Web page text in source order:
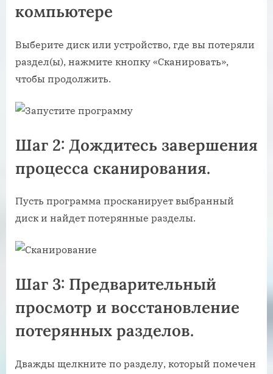
компьютере
Выберите диск или устройство, где вы потеряли
раздел(ы), нажмите кнопку «Сканировать»,
чтобы продолжить.
Шаг 2: Дождитесь завершения
процесса сканирования.
Пусть программа просканирует выбранный
диск и найдет потерянные разделы.
Шаг 3: Предварительный
просмотр и восстановление
потерянных разделов.
Дважды щелкните по разделу, который помечен